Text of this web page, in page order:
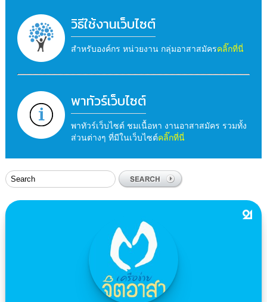
วิธีใช้งานเว็บไซต์
สำหรับองค์กร หน่วยงาน กลุ่มอาสาสมัครคลิ๊กที่นี่
พาทัวร์เว็บไซต์
พาทัวร์เว็บไซต์ ชมเนื้อหา งานอาสาสมัคร รวมทั้ง
ส่วนต่างๆ ที่มีในเว็บไซต์คลิ๊กที่นี่